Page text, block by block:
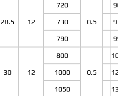
28.5 12
720
0.5
730
790
30 12
800
0.5
1000
1050